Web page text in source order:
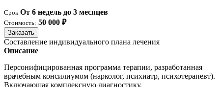
Срок От 6 недель до 3 месяцев
Стоимость: 50 000 ₽
Заказать
Составление индивидуального плана лечения
Описание
Персонифицированная программа терапии, разработанная
врачебным консилиумом (нарколог, психиатр, психотерапевт).
Включающая комплексную диагностику,